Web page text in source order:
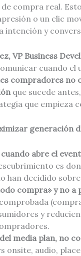
compra real.
o un clic
intención y
VP Business
cuando
compradores no
que sucede
que empieza
generación
abre el
es
han decidido
compra» y no a
y
media plan, no
onsite, audio,